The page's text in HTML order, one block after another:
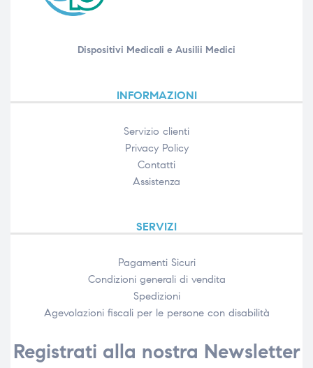
Dispositivi Medicali e Ausilii Medici
INFORMAZIONI
Servizio clienti
Privacy Policy
Contatti
Assistenza
SERVIZI
Pagamenti Sicuri
Condizioni generali di vendita
Spedizioni
Agevolazioni fiscali per le persone con disabilità​
Registrati alla nostra Newsletter